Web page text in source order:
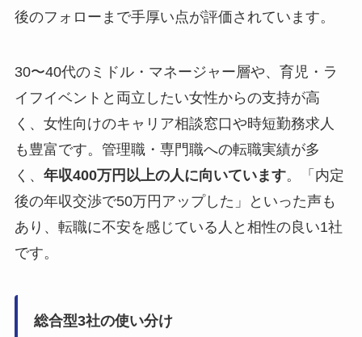
後のフォローまで手厚い点が評価されています。
30〜40代のミドル・マネージャー層や、育児・ラ
イフイベントと両立したい女性からの支持が高
く、女性向けのキャリア相談窓口や時短勤務求人
も豊富です。管理職・専門職への転職実績が多
く、 年収400万円以上の人に向いています。「内定
後の年収交渉で50万円アップした」といった声も
あり、転職に不安を感じている人と相性の良い1社
です。
総合型3社の使い分け